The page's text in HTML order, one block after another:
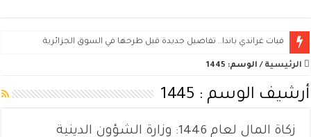
فيات غراندي باندا.. تفاصيل جديدة قبل طرحها في السوق الجزائرية
الرئيسية / الوسم: 1445
أرشيف الوسم : 1445
زكاة المال لعام 1446: وزارة الشؤون الدينية